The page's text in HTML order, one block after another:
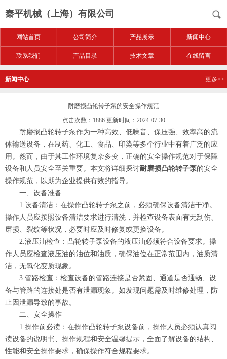
秦平机械（上海）有限公司
网站首页 公司简介 产品展示 新闻中心
联系我们 产品目录 技术文章 在线留言
新闻中心 更多>>
耐磨损凸轮转子泵的安全操作规范
点击次数：1886 更新时间：2024-07-30
耐磨损凸轮转子泵作为一种高效、低噪音、保压强、效率高的流
体输送设备，在制药、化工、食品、印染等多个行业中有着广泛的应
用。然而，由于其工作环境复杂多变，正确的安全操作规范对于保障
设备和人员安全至关重要。本文将详细探讨耐磨损凸轮转子泵的安全
操作规范，以期为企业提供有效的指导。
一、设备准备
1.设备清洁：在操作凸轮转子泵之前，必须确保设备清洁干净。
操作人员应按照设备清洁要求进行清洗，并检查设备表面有无刮伤、
磨损、裂纹等状况，必要时应及时修复或更换设备。
2.液压油检查：凸轮转子泵设备的液压油必须符合设备要求。操
作人员应检查液压油的油位和油质，确保油位在正常范围内，油质清
洁，无氧化变质现象。
3.管路检查：检查设备的管路连接是否紧固、通道是否通畅、设
备与管路的连接处是否有泄漏现象。如发现问题需及时维修处理，防
止因泄漏导致的事故。
二、安全操作
1.操作前必读：在操作凸轮转子泵设备前，操作人员必须认真阅
读设备的说明书、操作规程和安全温馨提示，全面了解设备的结构、
性能和安全操作要求，确保操作符合规程要求。